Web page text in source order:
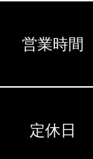
営業時間
定休日